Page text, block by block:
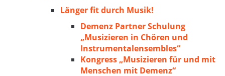
Länger fit durch Musik!
Demenz Partner Schulung
„Musizieren in Chören und
Instrumentalensembles“
Kongress „Musizieren für und mit
Menschen mit Demenz“